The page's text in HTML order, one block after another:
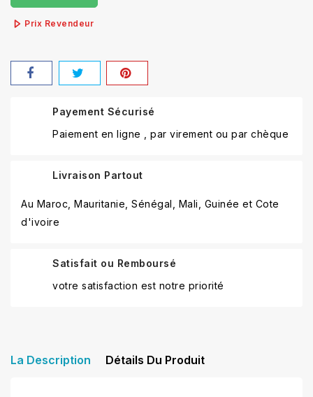
Prix Revendeur
Payement Sécurisé
Paiement en ligne , par virement ou par chèque
Livraison Partout
Au Maroc, Mauritanie, Sénégal, Mali, Guinée et Cote
d'ivoire
Satisfait ou Remboursé
votre satisfaction est notre priorité
La Description Détails Du Produit